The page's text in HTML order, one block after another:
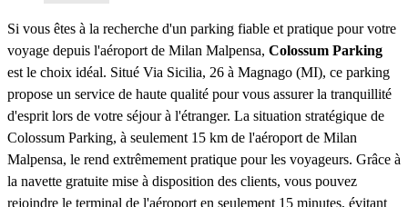
Si vous êtes à la recherche d'un parking fiable et pratique pour votre
voyage depuis l'aéroport de Milan Malpensa, Colossum Parking
est le choix idéal. Situé Via Sicilia, 26 à Magnago (MI), ce parking
propose un service de haute qualité pour vous assurer la tranquillité
d'esprit lors de votre séjour à l'étranger. La situation stratégique de
Colossum Parking, à seulement 15 km de l'aéroport de Milan
Malpensa, le rend extrêmement pratique pour les voyageurs. Grâce à
la navette gratuite mise à disposition des clients, vous pouvez
rejoindre le terminal de l'aéroport en seulement 15 minutes, évitant